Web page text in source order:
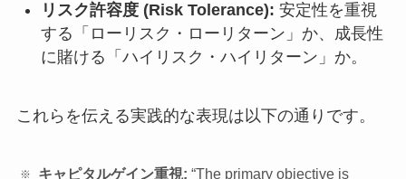
リスク許容度 (Risk Tolerance): 安定性を重視
する「ローリスク・ローリターン」か、成長性
に賭ける「ハイリスク・ハイリターン」か。
これらを伝える実践的な表現は以下の通りです。
キャピタルゲイン重視: “The primary objective is